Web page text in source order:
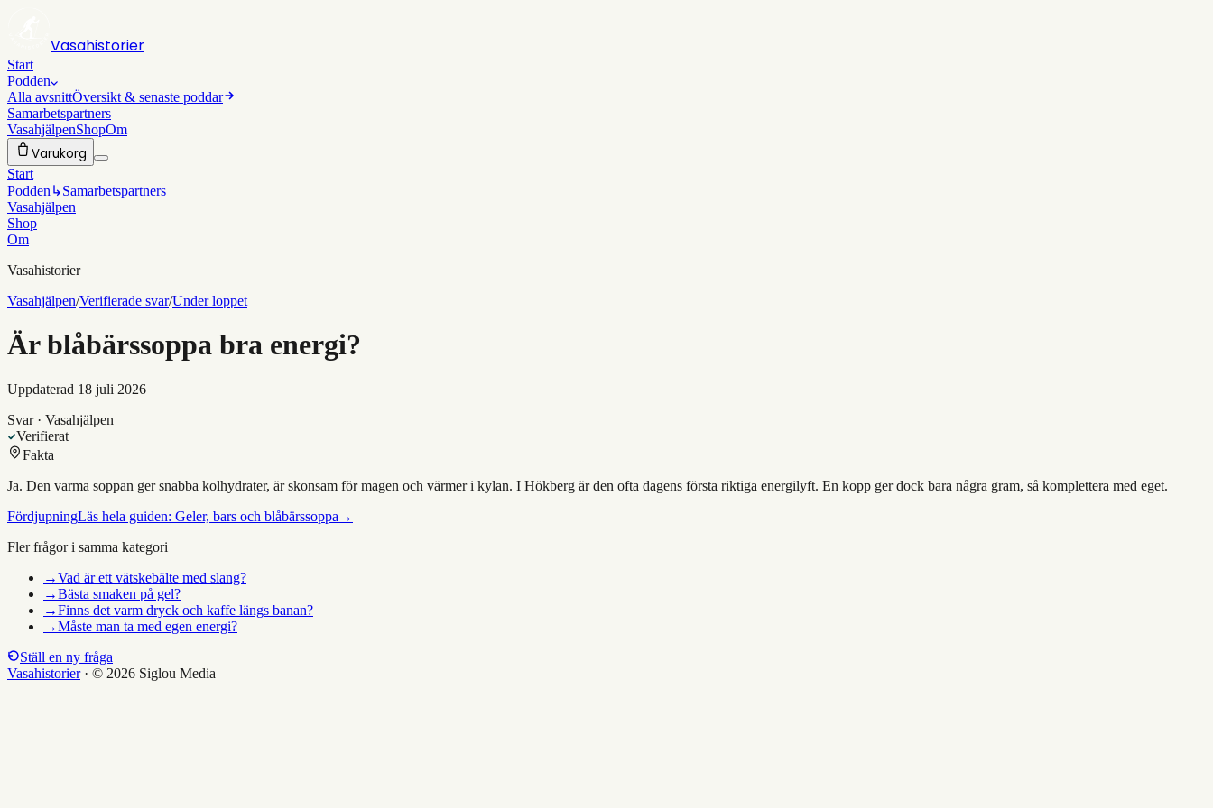
Vasahistorier
Start
Podden
Alla avsnittÖversikt & senaste poddar
Samarbetspartners
VasahjälpenShopOm
Varukorg
Start
Podden ↳Samarbetspartners
Vasahjälpen
Shop
Om
Vasahistorier
Vasahjälpen/Verifierade svar/Under loppet
Är blåbärssoppa bra energi?
Uppdaterad 18 juli 2026
Svar · Vasahjälpen
Verifierat
Fakta
Ja. Den varma soppan ger snabba kolhydrater, är skonsam för magen och värmer i kylan. I Hökberg är den ofta dagens första riktiga energilyft. En kopp ger dock bara några gram, så komplettera med eget.
FördjupningLäs hela guiden: Geler, bars och blåbärssoppa →
Fler frågor i samma kategori
→Vad är ett vätskebälte med slang?
→Bästa smaken på gel?
→Finns det varm dryck och kaffe längs banan?
→Måste man ta med egen energi?
Ställ en ny fråga
Vasahistorier· © 2026 Siglou Media